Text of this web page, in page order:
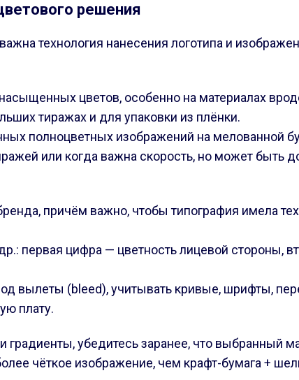
решения
технология нанесения логотипа и
цветов, особенно на материалах
тиражах и для упаковки из плёнки.
полноцветных изображений на мелованной
или когда важна скорость, но может быть
причём важно, чтобы типография имела
первая цифра — цветность лицевой стороны,
вылеты (bleed), учитывать кривые, шрифты,
плату.
убедитесь заранее, что выбранный
чёткое изображение, чем крафт-бумага +